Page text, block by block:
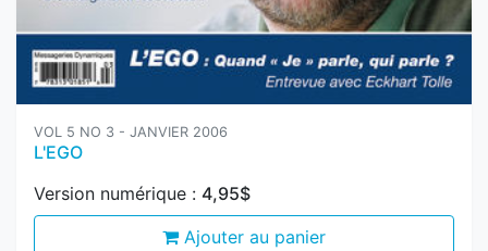
VOL 5 NO 3 - JANVIER 2006
L'EGO
Version numérique :
Ajouter au panier